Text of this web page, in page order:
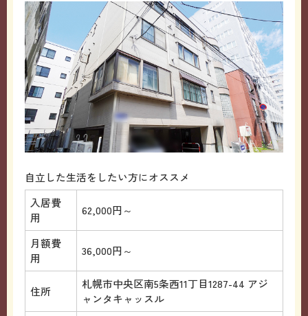
自立した生活をしたい方にオススメ
入居費
用
62,000円～
月額費
用
36,000円～
住所
札幌市中央区南5条西11丁目1287-44 アジ
ャンタキャッスル